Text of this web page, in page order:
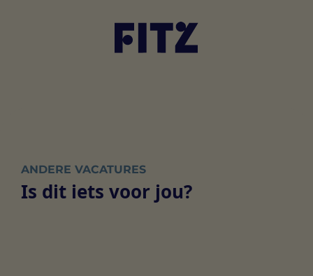
ANDERE VACATURES
Is dit iets voor jou?